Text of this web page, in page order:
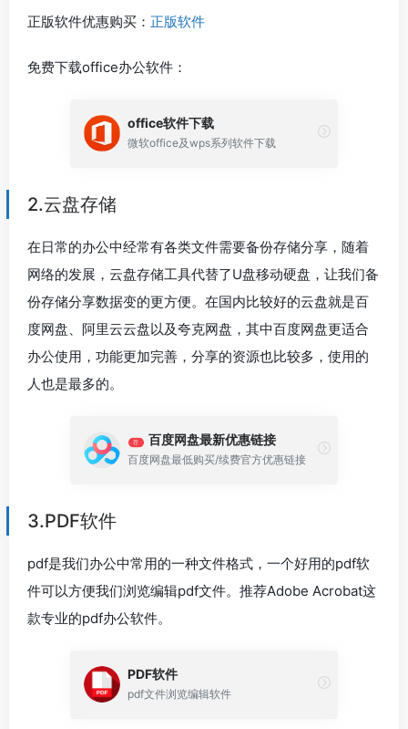
正版软件优惠购买： 正版软件
免费下载office办公软件：
office软件下载
微软office及wps系列软件下载
2.云盘存储
在日常的办公中经常有各类文件需要备份存储分享，随着
网络的发展，云盘存储工具代替了U盘移动硬盘，让我们备
份存储分享数据变的更方便。在国内比较好的云盘就是百
度网盘、阿里云云盘以及夸克网盘，其中百度网盘更适合
办公使用，功能更加完善，分享的资源也比较多，使用的
人也是最多的。
荐 百度网盘最新优惠链接
百度网盘最低购买/续费官方优惠链接
3.PDF软件
pdf是我们办公中常用的一种文件格式，一个好用的pdf软
件可以方便我们浏览编辑pdf文件。推荐Adobe Acrobat这
款专业的pdf办公软件。
PDF软件
pdf文件浏览编辑软件